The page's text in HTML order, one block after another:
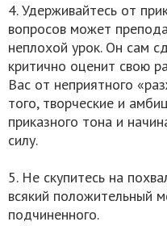
4. Удерживайтесь от
вопросов может
неплохой урок. Он сам
критично оценит свою
Вас от неприятного
того, творческие и
приказного тона и
силу.
5. Не скупитесь на
всякий положительный
подчиненного.